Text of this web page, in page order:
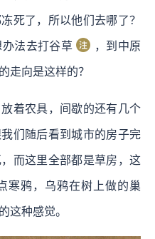
死了，所以他们去哪了？
法去打谷草 ，到中原
走向是这样的？
着农具，间歇的还有几个
们随后看到城市的房子完
而这里全部都是草房，这
寒鸦，乌鸦在树上做的巢
这种感觉。